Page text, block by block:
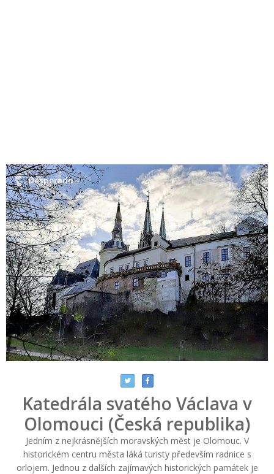
Katedrála svatého Václava v
Olomouci (Česká republika)
Jedním z nejkrásnějších moravských měst je Olomouc. V
historickém centru města láká turisty především radnice s
orlojem. Jednou z dalších zajímavých historických památek je